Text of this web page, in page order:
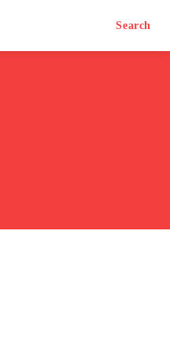
Search